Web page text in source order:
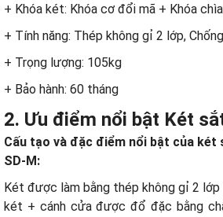
+ Khóa két: Khóa cơ đổi mã + Khóa chìa
+ Tính năng: Thép không gỉ 2 lớp,
+ Trọng lượng: 105kg
+ Bảo hành: 60 tháng
2. Ưu điểm nổi bật Két
Cấu tạo và đặc điểm nổi bật của két
SD-M:
Két được làm bằng thép không gỉ 2 lớp
két + cánh cửa được đổ đặc bằng